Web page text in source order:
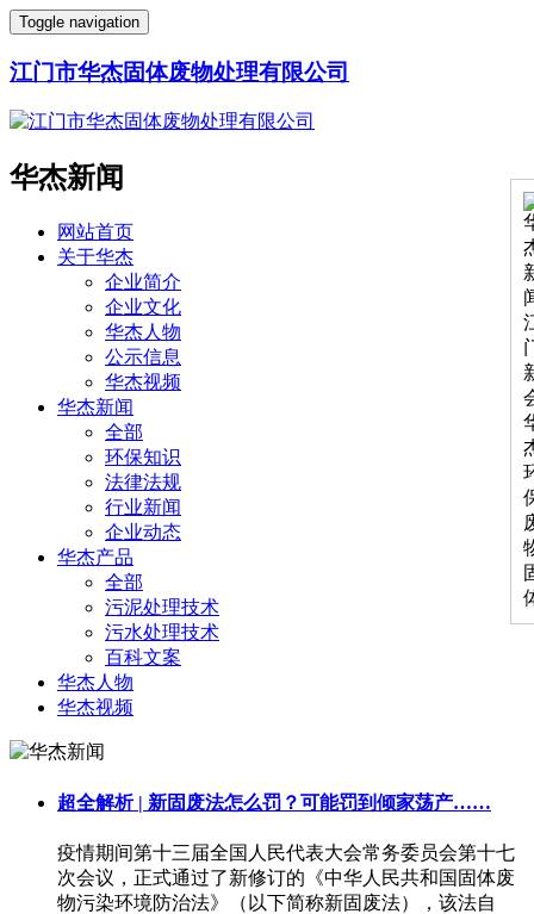
Toggle navigation
江门市华杰固体废物处理有限公司
华杰新闻
网站首页
关于华杰
企业简介
企业文化
华杰人物
公示信息
华杰视频
华杰新闻
全部
环保知识
法律法规
行业新闻
企业动态
华杰产品
全部
污泥处理技术
污水处理技术
百科文案
华杰人物
华杰视频
超全解析 | 新固废法怎么罚？可能罚到倾家荡产……
疫情期间第十三届全国人民代表大会常务委员会第十七
次会议，正式通过了新修订的《中华人民共和国固体废
物污染环境防治法》（以下简称新固废法），该法自